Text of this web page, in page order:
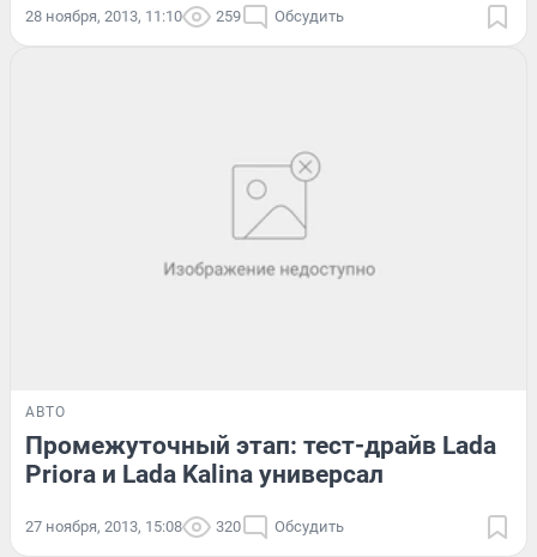
28 ноября, 2013, 11:10 259 Обсудить
АВТО
Промежуточный этап: тест-драйв Lada
Priora и Lada Kalina универсал
27 ноября, 2013, 15:08 320 Обсудить